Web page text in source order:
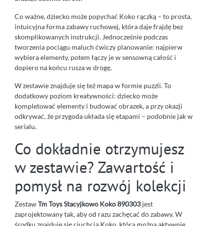
Co ważne, dziecko może popychać Koko rączką – to prosta,
intuicyjna forma zabawy ruchowej, która daje frajdę bez
skomplikowanych instrukcji. Jednocześnie podczas
tworzenia pociągu maluch ćwiczy planowanie: najpierw
wybiera elementy, potem łączy je w sensowną całość i
dopiero na końcu rusza w drogę.
W zestawie znajduje się też mapa w formie puzzli. To
dodatkowy poziom kreatywności: dziecko może
kompletować elementy i budować obrazek, a przy okazji
odkrywać, że przygoda układa się etapami – podobnie jak w
serialu.
Co dokładnie otrzymujesz
w zestawie? Zawartość i
pomysł na rozwój kolekcji
ZestawTm Toys Stacyjkowo Koko 890303 jest
zaprojektowany tak, aby od razu zachęcać do zabawy. W